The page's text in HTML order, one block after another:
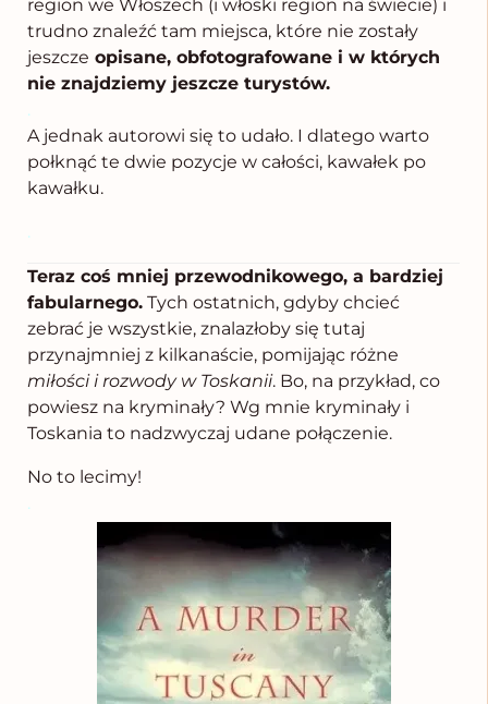
region we Włoszech (i włoski region na świecie) i
trudno znaleźć tam miejsca, które nie zostały
jeszcze opisane, obfotografowane i w których
nie znajdziemy jeszcze turystów.
.
A jednak autorowi się to udało. I dlatego warto
połknąć te dwie pozycje w całości, kawałek po
kawałku.
.
Teraz coś mniej przewodnikowego, a bardziej
fabularnego. Tych ostatnich, gdyby chcieć
zebrać je wszystkie, znalazłoby się tutaj
przynajmniej z kilkanaście, pomijając różne
miłości i rozwody w Toskanii. Bo, na przykład, co
powiesz na kryminały? Wg mnie kryminały i
Toskania to nadzwyczaj udane połączenie.
No to lecimy!
.